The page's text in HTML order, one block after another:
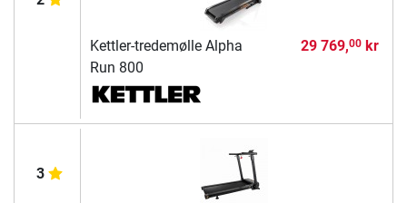
Kettler-tredemølle Alpha
Run 800
29 769,00kr
3